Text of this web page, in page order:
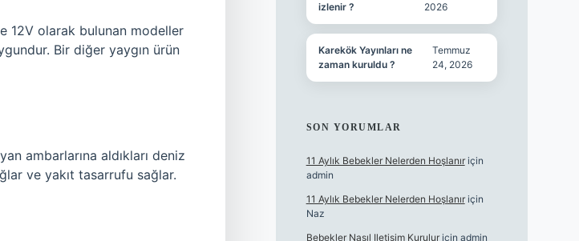
12V olarak bulunan modeller
Bir diğer yaygın ürün
ambarlarına aldıkları deniz
ve yakıt tasarrufu sağlar.
izlenir ?
2026
Karekök Yayınları ne
zaman kuruldu ?
Temmuz
24, 2026
SON YORUMLAR
11 Aylık Bebekler Nelerden Hoşlanıriçin
admin
11 Aylık Bebekler Nelerden Hoşlanıriçin
Naz
Bebekler Nasıl Iletişim Kuruluriçin admin